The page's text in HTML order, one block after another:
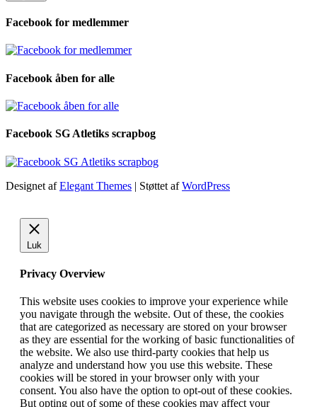
Facebook for medlemmer
Facebook åben for alle
Facebook SG Atletiks scrapbog
Designet afElegant Themes | Støttet afWordPress
Luk
Privacy Overview
This website uses cookies to improve your experience while
you navigate through the website. Out of these, the cookies
that are categorized as necessary are stored on your browser
as they are essential for the working of basic functionalities of
the website. We also use third-party cookies that help us
analyze and understand how you use this website. These
cookies will be stored in your browser only with your
consent. You also have the option to opt-out of these cookies.
But opting out of some of these cookies may affect your